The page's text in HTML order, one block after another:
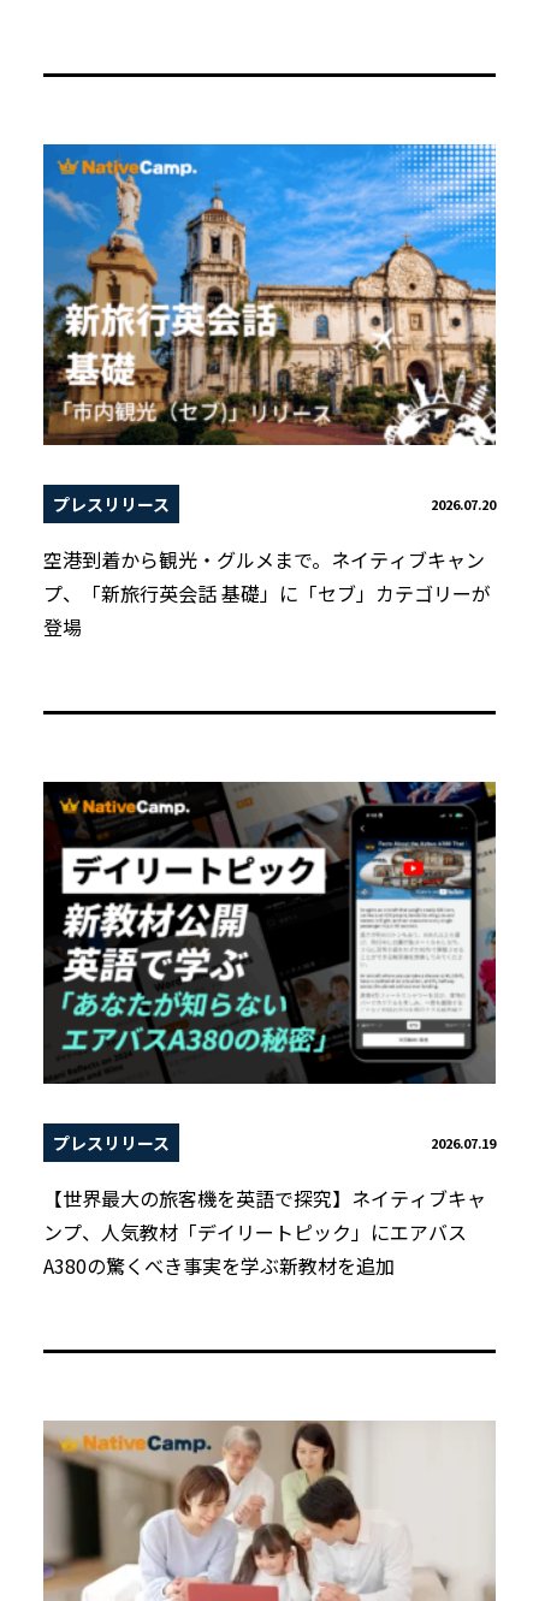
プレスリリース 2026.07.20
空港到着から観光・グルメまで。ネイティブキャン
プ、「新旅行英会話 基礎」に「セブ」カテゴリーが
登場
プレスリリース 2026.07.19
【世界最大の旅客機を英語で探究】ネイティブキャ
ンプ、人気教材「デイリートピック」にエアバス
A380の驚くべき事実を学ぶ新教材を追加